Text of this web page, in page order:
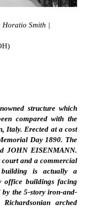
Horatio Smith |
structure which
compared with the
Italy. Erected at a cost
Day 1890. The
JOHN EISENMANN.
court and a commercial
building is actually a
office buildings facing
by the 5-story iron-and-
arched